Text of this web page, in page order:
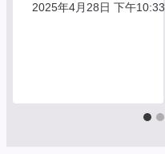
2025年4月28日 下午10:33